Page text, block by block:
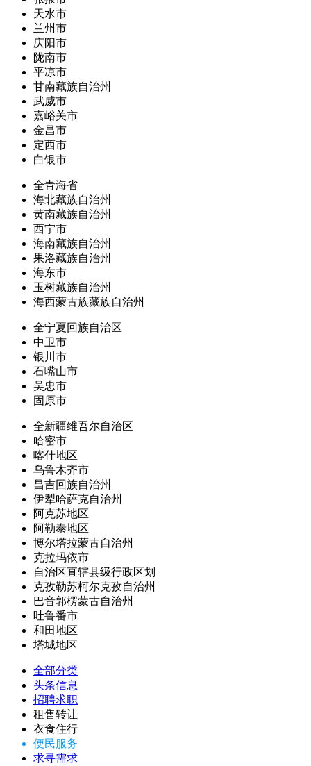
天水市
兰州市
庆阳市
陇南市
平凉市
甘南藏族自治州
武威市
嘉峪关市
金昌市
定西市
白银市
全青海省
海北藏族自治州
黄南藏族自治州
西宁市
海南藏族自治州
果洛藏族自治州
海东市
玉树藏族自治州
海西蒙古族藏族自治州
全宁夏回族自治区
中卫市
银川市
石嘴山市
吴忠市
固原市
全新疆维吾尔自治区
哈密市
喀什地区
乌鲁木齐市
昌吉回族自治州
伊犁哈萨克自治州
阿克苏地区
阿勒泰地区
博尔塔拉蒙古自治州
克拉玛依市
自治区直辖县级行政区划
克孜勒苏柯尔克孜自治州
巴音郭楞蒙古自治州
吐鲁番市
和田地区
塔城地区
全部分类
头条信息
招聘求职
租售转让
衣食住行
便民服务
求寻需求